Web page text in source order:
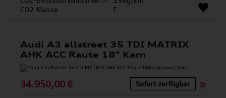
CO2-Klasse
F
Audi A3 allstreet 35 TDI MATRIX
AHK ACC Raute 18" Kam
34.950,00 € Sofort verfügbar